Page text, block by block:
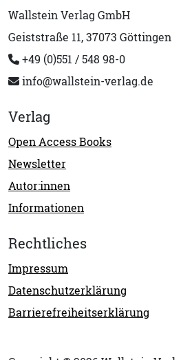
Wallstein Verlag GmbH
Geiststraße 11, 37073 Göttingen
+49 (0)551 / 548 98-0
info@wallstein-verlag.de
Verlag
Open Access Books
Newsletter
Autor:innen
Informationen
Rechtliches
Impressum
Datenschutzerklärung
Barrierefreiheitserklärung